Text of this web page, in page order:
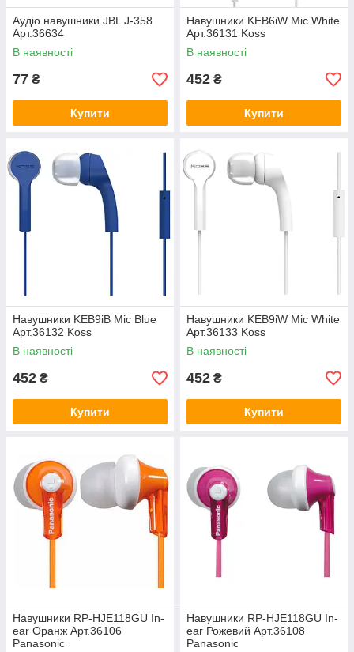
Аудіо навушники JBL J-358
Арт.36634
В наявності
77 ₴
Купити
Навушники KEB6iW Mic White
Арт.36131 Koss
В наявності
452 ₴
Купити
Навушники KEB9iB Mic Blue
Арт.36132 Koss
В наявності
452 ₴
Купити
Навушники KEB9iW Mic White
Арт.36133 Koss
В наявності
452 ₴
Купити
Навушники RP-HJE118GU In-
ear Оранж Арт.36106
Panasonic
Навушники RP-HJE118GU In-
ear Рожевий Арт.36108
Panasonic